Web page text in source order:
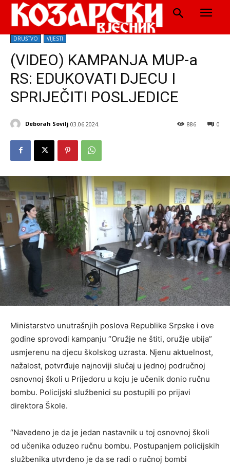
DRUŠTVO VIJESTI
(VIDEO) KAMPANJA MUP-a
RS: EDUKOVATI DJECU I
SPRIJEČITI POSLJEDICE
Deborah Sovilj 03.06.2024. 0
886
Ministarstvo unutrašnjih poslova Republike Srpske i ove
godine sprovodi kampanju “Oružje ne štiti, oružje ubija”
usmjerenu na djecu školskog uzrasta. Njenu aktuelnost,
nažalost, potvrđuje najnoviji slučaj u jednoj područnoj
osnovnoj školi u Prijedoru u koju je učenik donio ručnu
bombu. Policijski službenici su postupili po prijavi
direktora Škole.
“Navedeno je da je jedan nastavnik u toj osnovnoj školi
od učenika oduzeo ručnu bombu. Postupanjem policijskih
službenika utvrđeno je da se radi o ručnoj bombi